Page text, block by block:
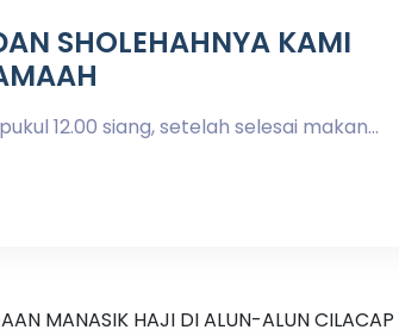
SHOLEHAHNYA KAMI
12.00 siang, setelah selesai makan...